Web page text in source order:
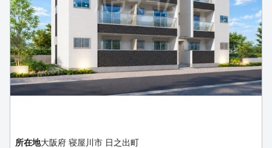
所在地大阪府 寝屋川市 日之出町